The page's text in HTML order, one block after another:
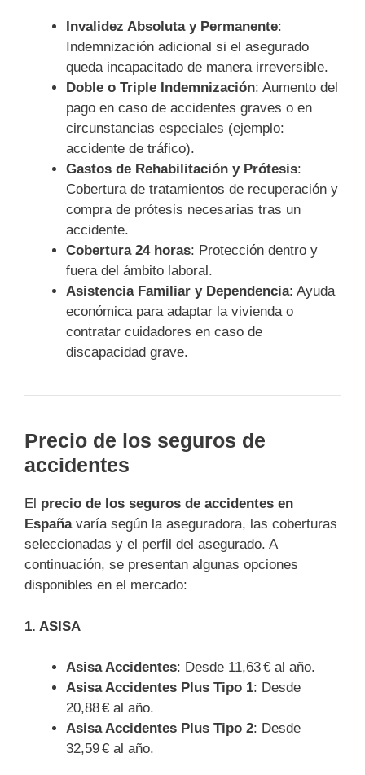
Invalidez Absoluta y Permanente:
Indemnización adicional si el asegurado
queda incapacitado de manera irreversible.
Doble o Triple Indemnización: Aumento del
pago en caso de accidentes graves o en
circunstancias especiales (ejemplo:
accidente de tráfico).
Gastos de Rehabilitación y Prótesis:
Cobertura de tratamientos de recuperación y
compra de prótesis necesarias tras un
accidente.
Cobertura 24 horas: Protección dentro y
fuera del ámbito laboral.
Asistencia Familiar y Dependencia: Ayuda
económica para adaptar la vivienda o
contratar cuidadores en caso de
discapacidad grave.
Precio de los seguros de
accidentes
El precio de los seguros de accidentes en
Españavaría según la aseguradora, las coberturas
seleccionadas y el perfil del asegurado. A
continuación, se presentan algunas opciones
disponibles en el mercado:
1. ASISA
Asisa Accidentes: Desde 11,63 € al año.
Asisa Accidentes Plus Tipo 1: Desde
20,88 € al año.
Asisa Accidentes Plus Tipo 2: Desde
32,59 € al año.